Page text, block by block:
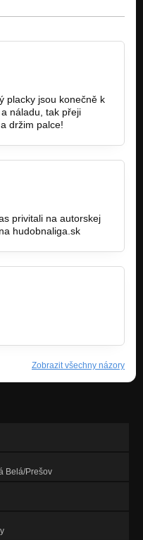
placky jsou konečně k
náladu, tak přeji
držim palce!
privitali na autorskej
hudobnaliga.sk
Zobrazit všechny názory
Belá/Prešov